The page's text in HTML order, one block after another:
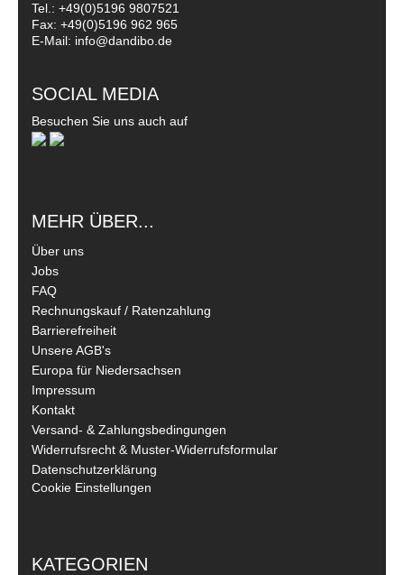
Tel.: +49(0)5196 9807521
Fax: +49(0)5196 962 965
E-Mail: info@dandibo.de
SOCIAL MEDIA
Besuchen Sie uns auch auf
MEHR ÜBER...
Über uns
Jobs
FAQ
Rechnungskauf / Ratenzahlung
Barrierefreiheit
Unsere AGB's
Europa für Niedersachsen
Impressum
Kontakt
Versand- & Zahlungsbedingungen
Widerrufsrecht & Muster-Widerrufsformular
Datenschutzerklärung
Cookie Einstellungen
KATEGORIEN